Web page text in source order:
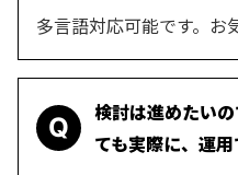
多言語対応可能です。お
Q
検討は進めたい
ても実際に、運用